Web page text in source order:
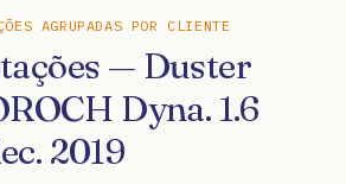
AGRUPADAS POR CLIENTE
— Duster
Dyna. 1.6
2019